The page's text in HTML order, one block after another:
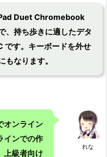
Duet Chromebook
、持ち歩きに適したデタ
です。キーボードを外せ
もなります。
れな
オンライン
インでの作
上級者向け